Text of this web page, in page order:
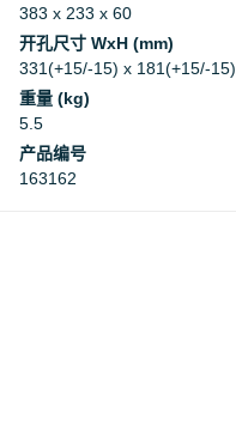
383 x 233 x 60
开孔尺寸 WxH (mm)
331(+15/-15) x 181(+15/-15)
重量 (kg)
5.5
产品编号
163162